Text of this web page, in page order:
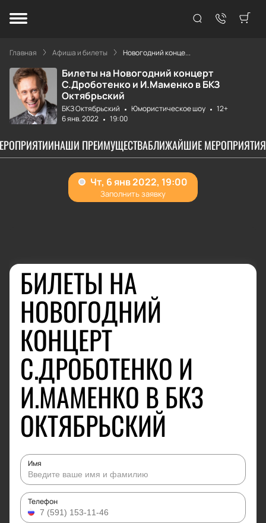
Главная Афиша и билеты Новогодний конце...
Билеты на Новогодний концерт
С.Дроботенко и И.Маменко в БКЗ
Октябрьский
БКЗ Октябрьский Юмористическое шоу
12+
6 янв. 2022
19:00
НАШИ ПРЕИМУЩЕСТВАБЛИЖАЙШИЕ МЕРОПРИЯТИЯ
БИЛЕТЫ НА
НОВОГОДНИЙ
КОНЦЕРТ
С.ДРОБОТЕНКО И
И.МАМЕНКО В БКЗ
ОКТЯБРЬСКИЙ
Имя
Телефон